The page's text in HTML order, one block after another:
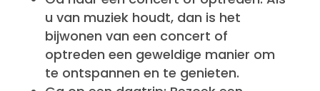
u van muziek houdt, dan is het
bijwonen van een concert of
optreden een geweldige manier om
te ontspannen en te genieten.